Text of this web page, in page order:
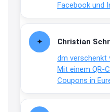
Facebook und
Christian
dm verschenkt
Mit einem QR-
Coupons in
2:19
↩
Joachim